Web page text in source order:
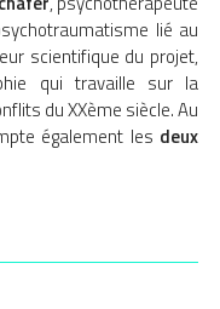
lié au
scientifique du projet,
qui travaille sur la
du XXème siècle. Au
également les deux